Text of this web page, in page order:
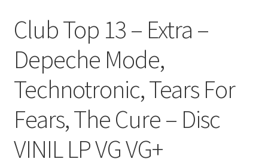
Club Top 13 – Extra –
Depeche Mode,
Technotronic, Tears For
Fears, The Cure – Disc
VINIL LP VG VG+